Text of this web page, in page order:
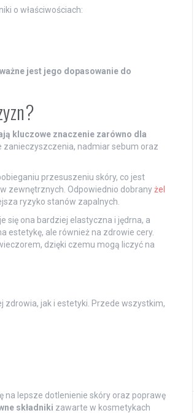
o właściwościach:
jest jego dopasowanie do
kluczowe znaczenie zarówno dla
nadmiar sebum oraz
przesuszeniu skóry, co jest
zewnętrznych. Odpowiednio dobranyżel
ryzyko stanów zapalnych.
się ona bardziej elastyczna i jędrna, a
estetykę, ale również na zdrowie cery.
dzięki czemu mogą liczyć na
jak i estetyki. Przede wszystkim,
na lepsze dotlenienie skóry oraz poprawę
składniki zawarte w kosmetykach